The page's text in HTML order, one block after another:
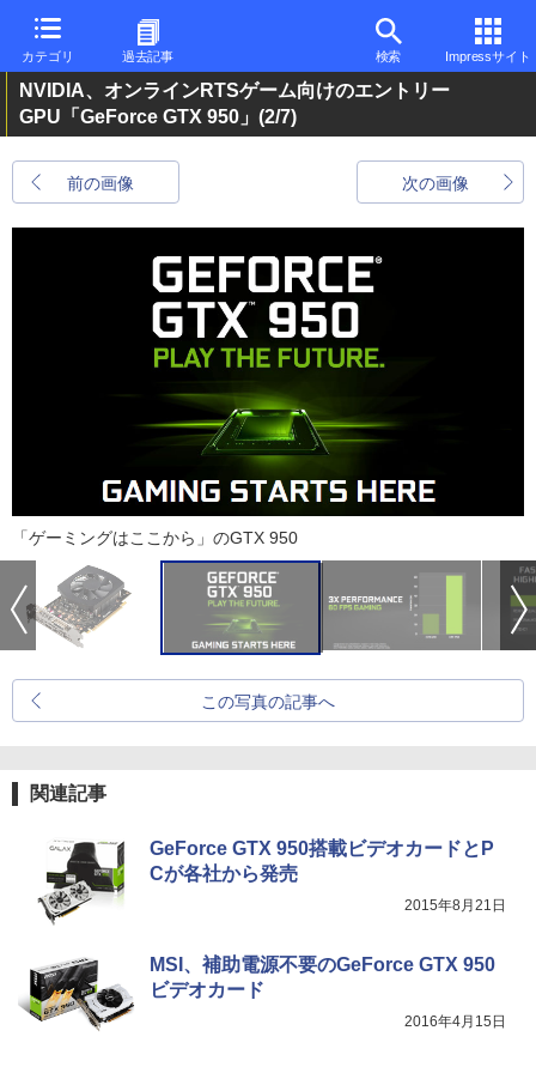
カテゴリ 過去記事 検索 Impressサイト
NVIDIA、オンラインRTSゲーム向けのエントリー
GPU「GeForce GTX 950」 (2/7)
前の画像 次の画像
「ゲーミングはここから」のGTX 950
この写真の記事へ
関連記事
GeForce GTX 950搭載ビデオカードとP
Cが各社から発売
2015年8月21日
MSI、補助電源不要のGeForce GTX 950
ビデオカード
2016年4月15日